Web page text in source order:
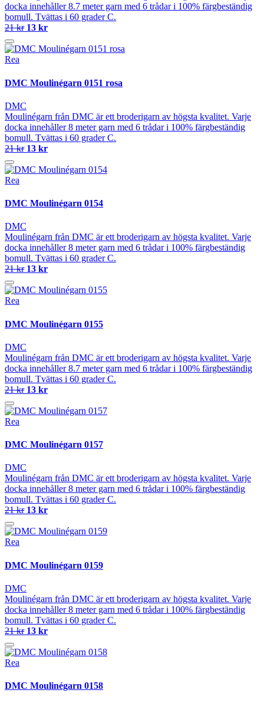
docka innehåller 8.7 meter garn med 6 trådar i 100% färgbeständig
bomull. Tvättas i 60 grader C.
21 kr 13 kr
Rea
DMC Moulinégarn 0151 rosa
DMC
Moulinégarn från DMC är ett broderigarn av högsta kvalitet. Varje
docka innehåller 8 meter garn med 6 trådar i 100% färgbeständig
bomull. Tvättas i 60 grader C.
21 kr 13 kr
Rea
DMC Moulinégarn 0154
DMC
Moulinégarn från DMC är ett broderigarn av högsta kvalitet. Varje
docka innehåller 8 meter garn med 6 trådar i 100% färgbeständig
bomull. Tvättas i 60 grader C.
21 kr 13 kr
Rea
DMC Moulinégarn 0155
DMC
Moulinégarn från DMC är ett broderigarn av högsta kvalitet. Varje
docka innehåller 8.7 meter garn med 6 trådar i 100% färgbeständig
bomull. Tvättas i 60 grader C.
21 kr 13 kr
Rea
DMC Moulinégarn 0157
DMC
Moulinégarn från DMC är ett broderigarn av högsta kvalitet. Varje
docka innehåller 8 meter garn med 6 trådar i 100% färgbeständig
bomull. Tvättas i 60 grader C.
21 kr 13 kr
Rea
DMC Moulinégarn 0159
DMC
Moulinégarn från DMC är ett broderigarn av högsta kvalitet. Varje
docka innehåller 8 meter garn med 6 trådar i 100% färgbeständig
bomull. Tvättas i 60 grader C.
21 kr 13 kr
Rea
DMC Moulinégarn 0158